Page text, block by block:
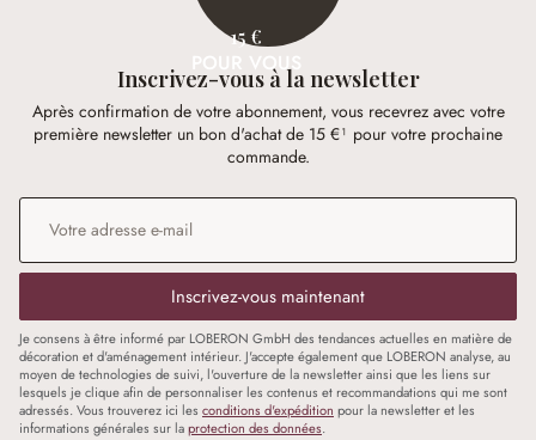
15 €
POUR VOUS
Inscrivez-vous à la newsletter
Après confirmation de votre abonnement, vous recevrez avec votre
première newsletter un bon d'achat de 15 €¹ pour votre prochaine
commande.
Adresse e-mail
Inscrivez-vous maintenant
Je consens à être informé par LOBERON GmbH des tendances actuelles en matière de
décoration et d'aménagement intérieur. J'accepte également que LOBERON analyse, au
moyen de technologies de suivi, l'ouverture de la newsletter ainsi que les liens sur
lesquels je clique afin de personnaliser les contenus et recommandations qui me sont
adressés. Vous trouverez ici les conditions d'expédition pour la newsletter et les
informations générales sur laprotection des données.